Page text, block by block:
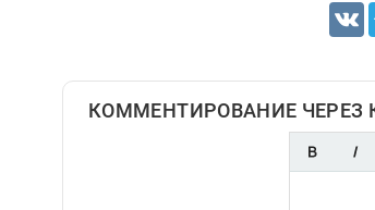
КОММЕНТИРОВАНИЕ ЧЕРЕЗ